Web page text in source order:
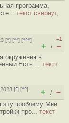
программа,
текст свёрнут,
[^] [^^] [^^^]
–1
+ / –
окружения в
Есть ... текст
[^] [^^]
+ / –
эту проблему Мне
про... текст